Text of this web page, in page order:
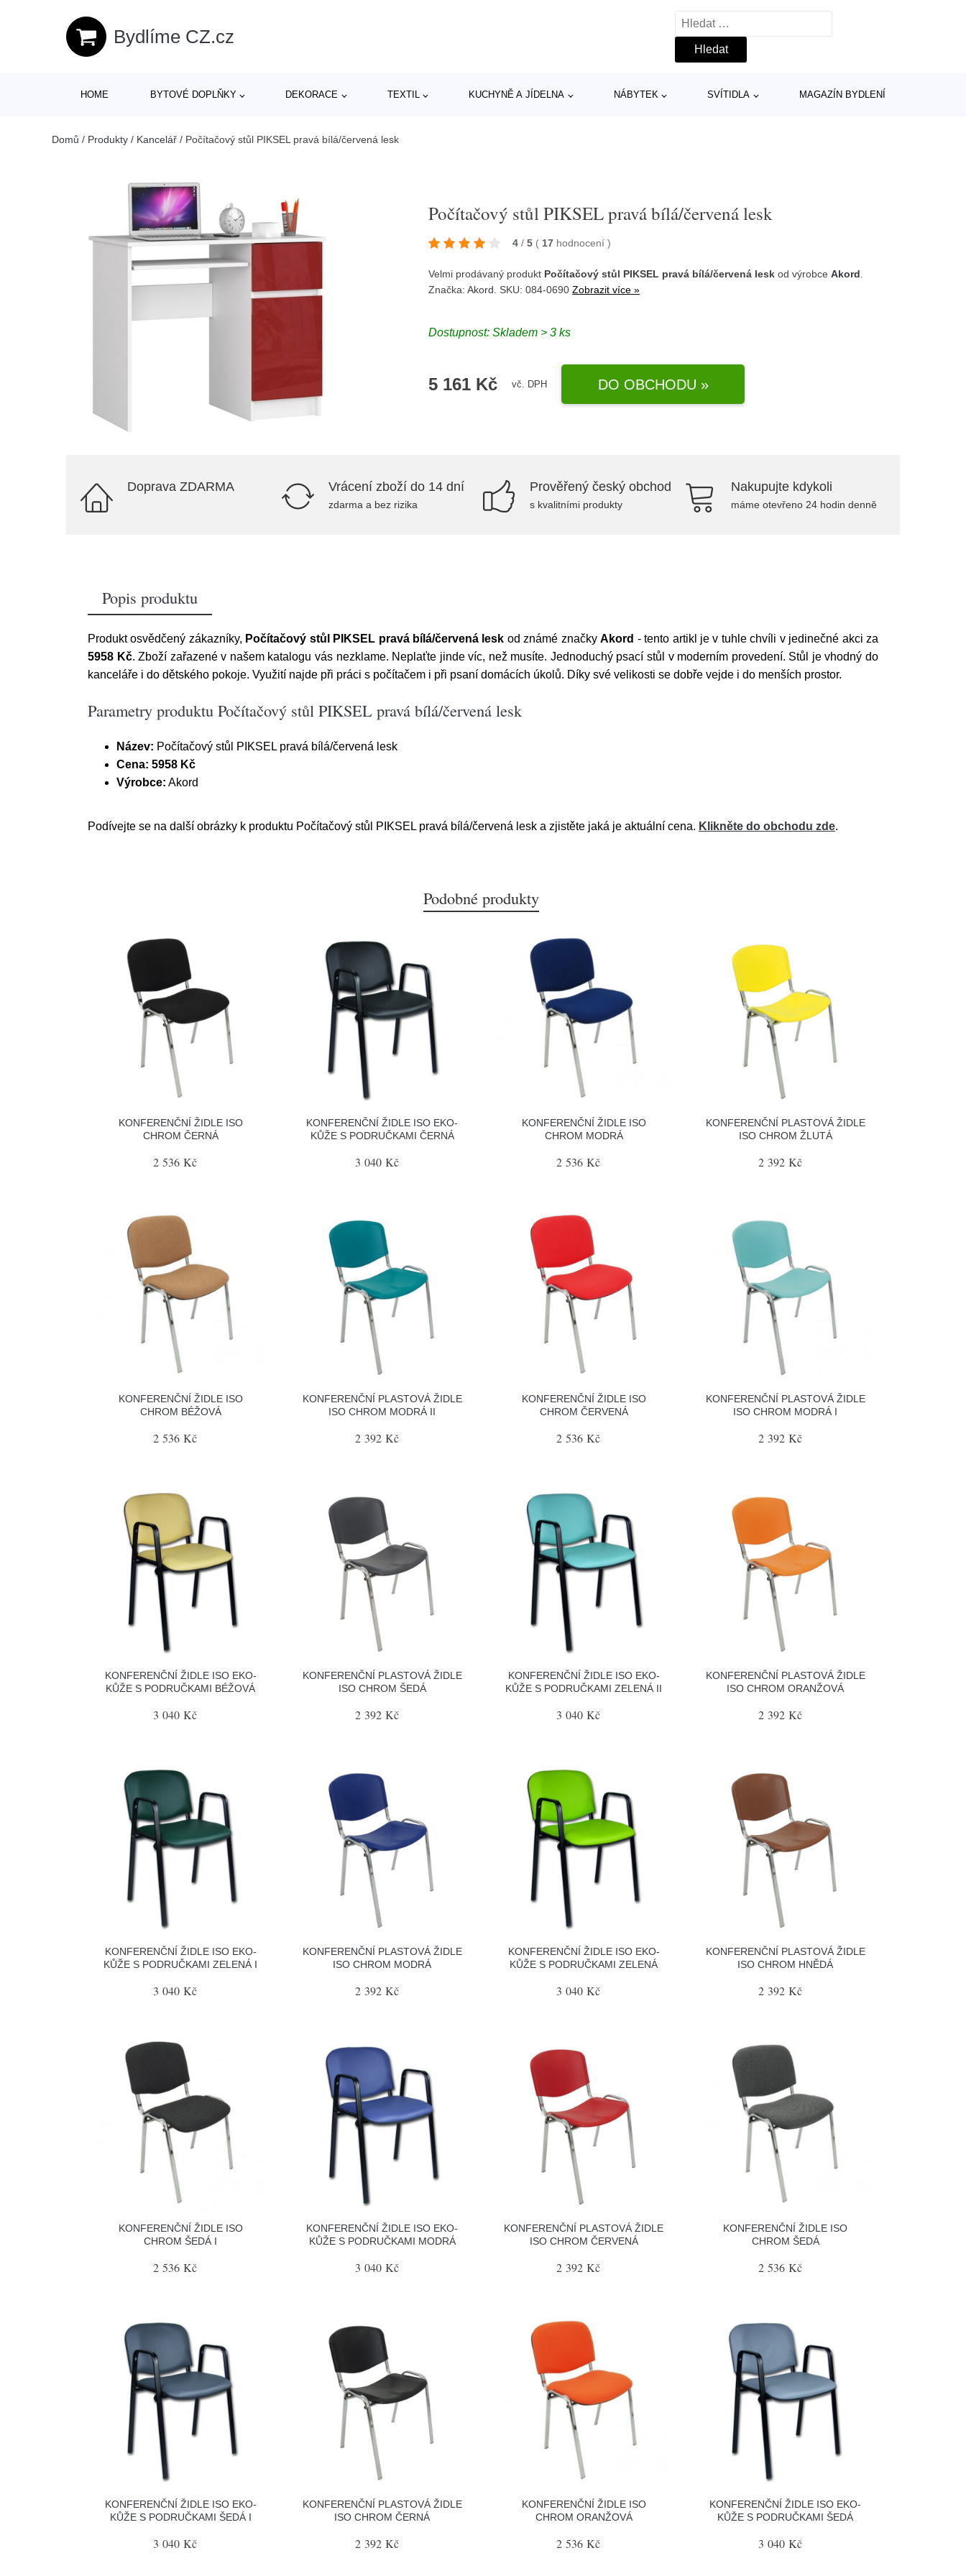
Bydlíme CZ.cz
Vyhledávání
HOME BYTOVÉ DOPLŇKY DEKORACE TEXTIL KUCHYNĚ A JÍDELNA NÁBYTEK SVÍTIDLA MAGAZÍN BYDLENÍ
Domů / Produkty / Kancelář / Počítačový stůl PIKSEL pravá bílá/červená lesk
Počítačový stůl PIKSEL pravá bílá/červená lesk
4 / 5 ( 17 hodnocení)
Velmi prodávaný produkt Počítačový stůl PIKSEL pravá bílá/červená lesk od výrobceAkord
Značka:Akord . SKU: 084-0690Zobrazit více »
Dostupnost:Skladem > 3 ks
5 161 Kč vč. DPH DO OBCHODU »
Doprava ZDARMA Vrácení zboží do 14 dní
zdarma a bez rizika
Prověřený český obchod
s kvalitními produkty
Nakupujte kdykoli
máme otevřeno 24 hodin denně
Popis produktu
Produkt osvědčený zákazníky, Počítačový stůl PIKSEL pravá bílá/červená lesk od známé značkyAkord - tento artikl je v tuhle chvíli v jedinečné akci za
5958 Kč. Zboží zařazené v našem katalogu vás nezklame. Neplaťte jinde víc, než musíte. Jednoduchý psací stůl v moderním provedení. Stůl je vhodný do
kanceláře i do dětského pokoje. Využití najde při práci s počítačem i při psaní domácích úkolů. Díky své velikosti se dobře vejde i do menších prostor.
Parametry produktu Počítačový stůl PIKSEL pravá bílá/červená lesk
Název: Počítačový stůl PIKSEL pravá bílá/červená lesk
Cena: 5958 Kč
Výrobce: Akord
Podívejte se na další obrázky k produktu Počítačový stůl PIKSEL pravá bílá/červená lesk a zjistěte jaká je aktuální cena. Klikněte do obchodu zde.
Podobné produkty
KONFERENČNÍ ŽIDLE ISO
CHROM ČERNÁ
2 536 Kč
KONFERENČNÍ ŽIDLE ISO EKO-
KŮŽE S PODRUČKAMI ČERNÁ
3 040 Kč
KONFERENČNÍ ŽIDLE ISO
CHROM MODRÁ
2 536 Kč
KONFERENČNÍ PLASTOVÁ ŽIDLE
ISO CHROM ŽLUTÁ
2 392 Kč
KONFERENČNÍ ŽIDLE ISO
CHROM BÉŽOVÁ
2 536 Kč
KONFERENČNÍ PLASTOVÁ ŽIDLE
ISO CHROM MODRÁ II
2 392 Kč
KONFERENČNÍ ŽIDLE ISO
CHROM ČERVENÁ
2 536 Kč
KONFERENČNÍ PLASTOVÁ ŽIDLE
ISO CHROM MODRÁ I
2 392 Kč
KONFERENČNÍ ŽIDLE ISO EKO-
KŮŽE S PODRUČKAMI BÉŽOVÁ
3 040 Kč
KONFERENČNÍ PLASTOVÁ ŽIDLE
ISO CHROM ŠEDÁ
2 392 Kč
KONFERENČNÍ ŽIDLE ISO EKO-
KŮŽE S PODRUČKAMI ZELENÁ II
3 040 Kč
KONFERENČNÍ PLASTOVÁ ŽIDLE
ISO CHROM ORANŽOVÁ
2 392 Kč
KONFERENČNÍ ŽIDLE ISO EKO-
KŮŽE S PODRUČKAMI ZELENÁ I
3 040 Kč
KONFERENČNÍ PLASTOVÁ ŽIDLE
ISO CHROM MODRÁ
2 392 Kč
KONFERENČNÍ ŽIDLE ISO EKO-
KŮŽE S PODRUČKAMI ZELENÁ
3 040 Kč
KONFERENČNÍ PLASTOVÁ ŽIDLE
ISO CHROM HNĚDÁ
2 392 Kč
KONFERENČNÍ ŽIDLE ISO
CHROM ŠEDÁ I
2 536 Kč
KONFERENČNÍ ŽIDLE ISO EKO-
KŮŽE S PODRUČKAMI MODRÁ
3 040 Kč
KONFERENČNÍ PLASTOVÁ ŽIDLE
ISO CHROM ČERVENÁ
2 392 Kč
KONFERENČNÍ ŽIDLE ISO
CHROM ŠEDÁ
2 536 Kč
KONFERENČNÍ ŽIDLE ISO EKO-
KŮŽE S PODRUČKAMI ŠEDÁ I
3 040 Kč
KONFERENČNÍ PLASTOVÁ ŽIDLE
ISO CHROM ČERNÁ
2 392 Kč
KONFERENČNÍ ŽIDLE ISO
CHROM ORANŽOVÁ
2 536 Kč
KONFERENČNÍ ŽIDLE ISO EKO-
KŮŽE S PODRUČKAMI ŠEDÁ
3 040 Kč